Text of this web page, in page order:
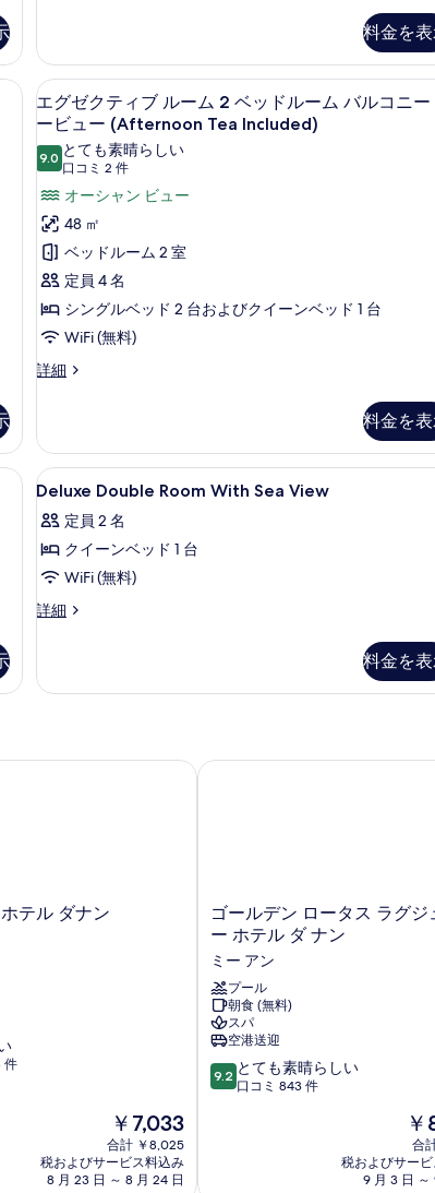
真
を
表
示
す
る
ィ
ビ
ュ
ー
(Afternoon
Tea
Included)
の
す
べ
て
の
を
表
示
す
る
2
ベ
ッ
ド
ー
ム
シ
テ
ィ
ビ
ュ
(Afternoon
Tea
の
料金を
ビュー (Afternoon Tea Included) | シティ ビュー
エ
グ
ゼ
ク
テ
ィ
ブ
ル
ー
ム
2
ド
ル
ー
ム
バ
ル
ー
ビ
Included)
表
示
高級寝具、ピロートップベ
8
エグゼクティブ ルーム 2 ベッドルーム バルコニー
ービュー (Afternoon Tea Included)
9.010 点中 9.0
とても素晴らしい
口コミ 2 件
(口
コ
ミ
件)
オーシャン ビュー
48 ㎡
ベッドルーム 2 室
定員 4 名
シングルベッド 2 台およびクイーンベッド 1 台
WiFi (無料)
詳細
エ
テ
ィ
ブ
ー
ム
ベ
ッ
ド
ム
ニ
Tea
料金を
ミニバー、セーフティボックス (室内)
Deluxe
Double
Room
With
Sea
View
べ
す
高級寝具、ピロートップベ
6
Deluxe Double Room With Sea View
定員 2 名
クイーンベッド 1 台
WiFi (無料)
詳細
Deluxe
Sea
細
料金を
テル ダナン
件
現
在
の
料
￥7,033
合計 ￥8,025
税およびサービス料込み
8 月 23 日 ～ 8 月 24 日
ル ダナン
ゴ
ー
デ
ン
ロ
ー
タ
ス
ラ
ゴールデン ロータス ラグジ
ー ホテル ダ ナン
ミー アン
プール
朝食 (無料)
スパ
空港送迎
10
段
9.2 とても素晴らしい
口コミ 843 件
現
在
の
料
合
税およびサー
9 月 3 日 ～
ゴールデン ロータス ラグジュ